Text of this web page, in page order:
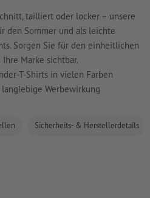
tailliert oder locker – unsere
den Sommer und als leichte
Sorgen Sie für den einheitlichen
Ihre Marke sichtbar.
T-Shirts in vielen Farben
Werbewirkung
Sicherheits- & Herstellerdetails